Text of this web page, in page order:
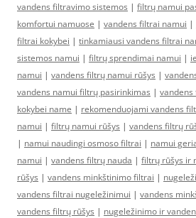
vandens filtravimo sistemos | filtrų namui
komfortui namuose | vandens filtrai namui |
filtrai kokybei | tinkamiausi vandens filtrai
sistemos namui | filtrų sprendimai namui |
namui | vandens filtrų namui rūšys |
vandens namui filtrų pasirinkimas |
kokybei name | rekomenduojami vandens
namui | filtrų namui rūšys | vandens filtrų
| namui naudingi osmoso filtrai | namui
namui | vandens filtrų nauda | filtrų rūšys ir
rūšys | vandens minkštinimo filtrai |
vandens filtrai nugeležinimui | vandens
vandens filtrų rūšys | nugeležinimo ir